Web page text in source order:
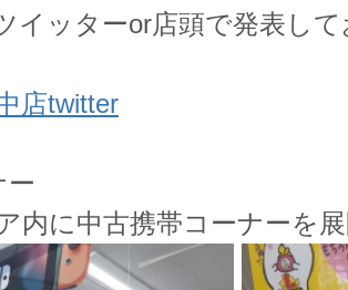
イッターor店頭で発表し
店twitter
ー
内に中古携帯コーナーを